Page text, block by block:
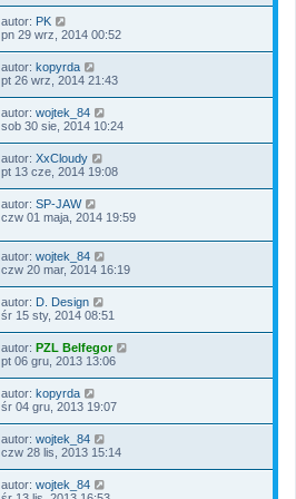
autor: PK
pn 29 wrz, 2014 00:52
autor: kopyrda
pt 26 wrz, 2014 21:43
autor: wojtek_84
sob 30 sie, 2014 10:24
autor: XxCloudy
pt 13 cze, 2014 19:08
autor: SP-JAW
czw 01 maja, 2014 19:59
autor: wojtek_84
czw 20 mar, 2014 16:19
autor: D. Design
śr 15 sty, 2014 08:51
autor: PZL Belfegor
pt 06 gru, 2013 13:06
autor: kopyrda
śr 04 gru, 2013 19:07
autor: wojtek_84
czw 28 lis, 2013 15:14
autor: wojtek_84